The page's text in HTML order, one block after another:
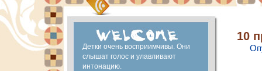
материнский капитал
Ранее развитие
Детки очень восприимчивы. Они
слышат голос и улавливают
интонацию.
10